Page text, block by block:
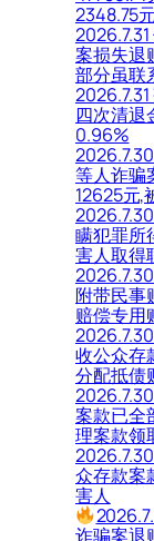
2348.75
案损失退
部分虽联
四次清退
0.96%
等人诈骗
12625元,
瞒犯罪所
害人取得
附带民事
赔偿专用
收公众存
分配抵债
案款已全
理案款领
众存款案
害人
诈骗案退